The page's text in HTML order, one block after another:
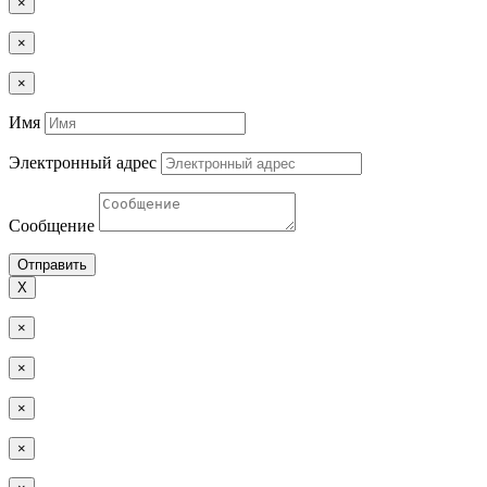
×
×
Имя
Электронный адрес
Сообщение
Отправить
Х
×
×
×
×